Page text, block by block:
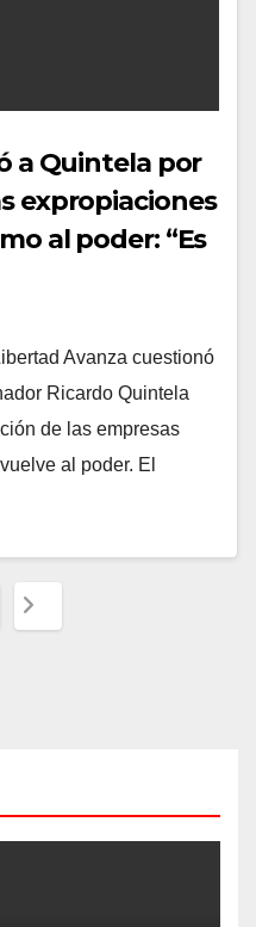
a Quintela por
expropiaciones
al poder: “Es
Avanza cuestionó
Ricardo Quintela
de las empresas
al poder. El